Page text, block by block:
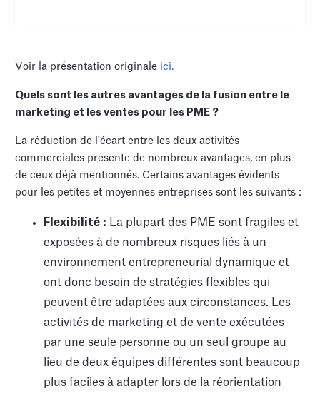
Voir la présentation originale ici.
Quels sont les autres avantages de la fusion entre le
marketing et les ventes pour les PME ?
La réduction de l'écart entre les deux activités
commerciales présente de nombreux avantages, en plus
de ceux déjà mentionnés. Certains avantages évidents
pour les petites et moyennes entreprises sont les suivants :
Flexibilité : La plupart des PME sont fragiles et
exposées à de nombreux risques liés à un
environnement entrepreneurial dynamique et
ont donc besoin de stratégies flexibles qui
peuvent être adaptées aux circonstances. Les
activités de marketing et de vente exécutées
par une seule personne ou un seul groupe au
lieu de deux équipes différentes sont beaucoup
plus faciles à adapter lors de la réorientation